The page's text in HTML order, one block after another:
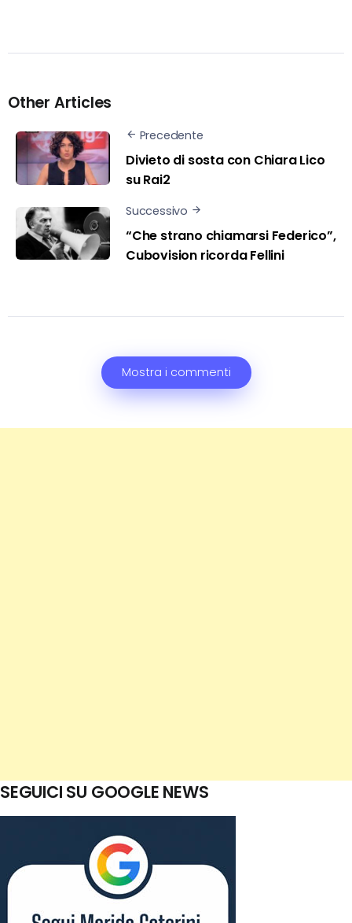
Other Articles
Precedente
Divieto di sosta con Chiara Lico
su Rai2
Successivo
“Che strano chiamarsi Federico”,
Cubovision ricorda Fellini
Mostra i commenti
SEGUICI SU GOOGLE NEWS